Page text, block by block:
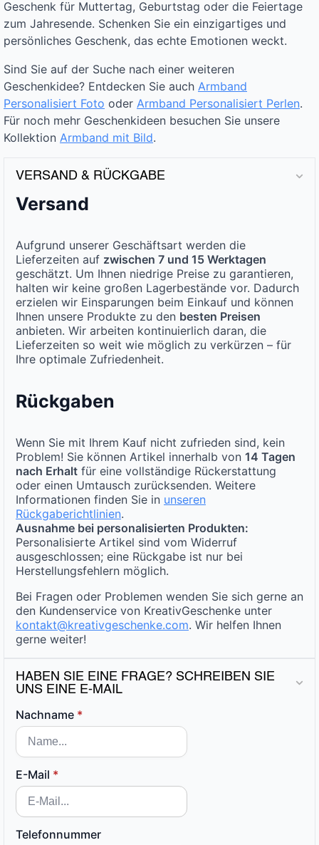
Geschenk für Muttertag, Geburtstag oder die Feiertage
zum Jahresende. Schenken Sie ein einzigartiges und
persönliches Geschenk, das echte Emotionen weckt.
Sind Sie auf der Suche nach einer weiteren
Geschenkidee? Entdecken Sie auch Armband
Personalisiert Foto oder Armband Personalisiert Perlen.
Für noch mehr Geschenkideen besuchen Sie unsere
Kollektion Armband mit Bild.
VERSAND & RÜCKGABE
Versand
Aufgrund unserer Geschäftsart werden die
Lieferzeiten auf zwischen 7 und 15 Werktagen
geschätzt. Um Ihnen niedrige Preise zu garantieren,
halten wir keine großen Lagerbestände vor. Dadurch
erzielen wir Einsparungen beim Einkauf und können
Ihnen unsere Produkte zu den besten Preisen
anbieten. Wir arbeiten kontinuierlich daran, die
Lieferzeiten so weit wie möglich zu verkürzen – für
Ihre optimale Zufriedenheit.
Rückgaben
Wenn Sie mit Ihrem Kauf nicht zufrieden sind, kein
Problem! Sie können Artikel innerhalb von 14 Tagen
nach Erhalt für eine vollständige Rückerstattung
oder einen Umtausch zurücksenden. Weitere
Informationen finden Sie in unseren
Rückgaberichtlinien.
Ausnahme bei personalisierten Produkten:
Personalisierte Artikel sind vom Widerruf
ausgeschlossen; eine Rückgabe ist nur bei
Herstellungsfehlern möglich.
Bei Fragen oder Problemen wenden Sie sich gerne an
den Kundenservice von KreativGeschenke unter
kontakt@kreativgeschenke.com. Wir helfen Ihnen
gerne weiter!
HABEN SIE EINE FRAGE? SCHREIBEN SIE
UNS EINE E-MAIL
Nachname *
E-Mail *
Telefonnummer